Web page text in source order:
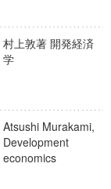
村上敦著 開発経済
学
Atsushi Murakami,
Development
economics